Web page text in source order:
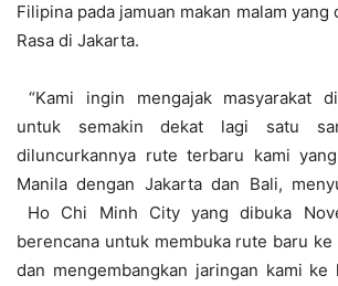
Filipina pada jamuan makan malam yang
Rasa di Jakarta.
“Kami ingin mengajak masyarakat
untuk semakin dekat lagi satu
diluncurkannya rute terbaru kami
Manila dengan Jakarta dan Bali,
Ho Chi Minh City yang dibuka
berencana untuk membuka rute baru
dan mengembangkan jaringan kami ke